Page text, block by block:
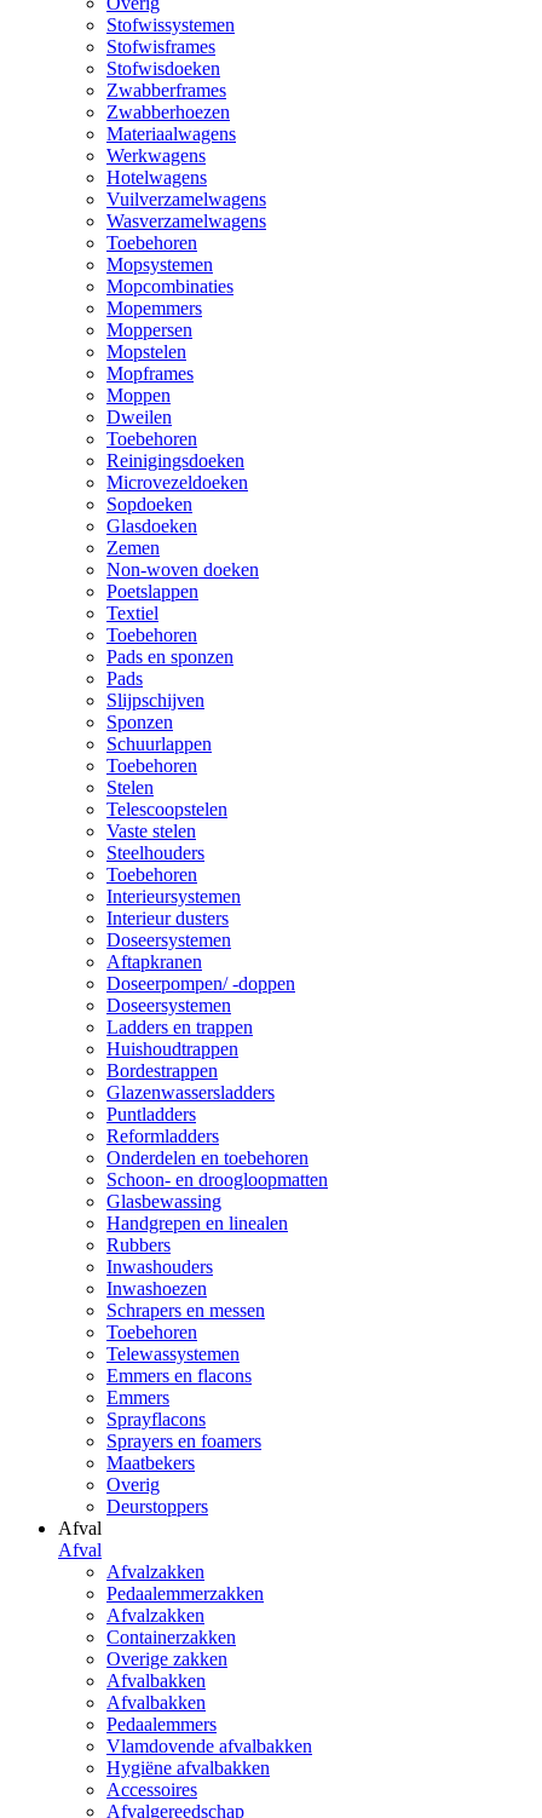
Stofwissystemen
Stofwisframes
Stofwisdoeken
Zwabberframes
Zwabberhoezen
Materiaalwagens
Werkwagens
Hotelwagens
Vuilverzamelwagens
Wasverzamelwagens
Toebehoren
Mopsystemen
Mopcombinaties
Mopemmers
Moppersen
Mopstelen
Mopframes
Moppen
Dweilen
Toebehoren
Reinigingsdoeken
Microvezeldoeken
Sopdoeken
Glasdoeken
Zemen
Non-woven doeken
Poetslappen
Textiel
Toebehoren
Pads en sponzen
Pads
Slijpschijven
Sponzen
Schuurlappen
Toebehoren
Stelen
Telescoopstelen
Vaste stelen
Steelhouders
Toebehoren
Interieursystemen
Interieur dusters
Doseersystemen
Aftapkranen
Doseerpompen/ -doppen
Doseersystemen
Ladders en trappen
Huishoudtrappen
Bordestrappen
Glazenwassersladders
Puntladders
Reformladders
Onderdelen en toebehoren
Schoon- en droogloopmatten
Glasbewassing
Handgrepen en linealen
Rubbers
Inwashouders
Inwashoezen
Schrapers en messen
Toebehoren
Telewassystemen
Emmers en flacons
Emmers
Sprayflacons
Sprayers en foamers
Maatbekers
Overig
Deurstoppers
Afval
Afval
Afvalzakken
Pedaalemmerzakken
Afvalzakken
Containerzakken
Overige zakken
Afvalbakken
Afvalbakken
Pedaalemmers
Vlamdovende afvalbakken
Hygiëne afvalbakken
Accessoires
Afvalgereedschap